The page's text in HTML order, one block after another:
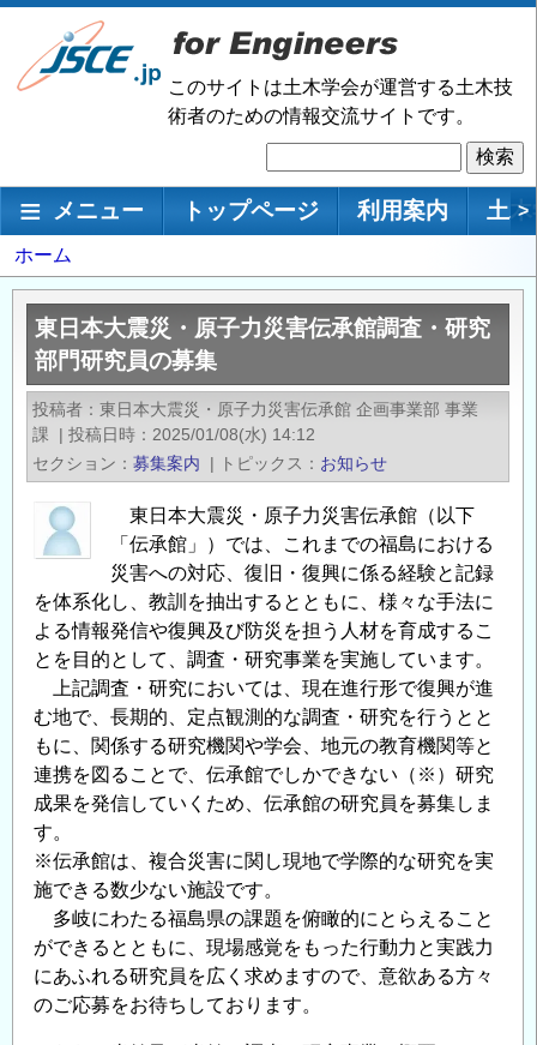
メ
ン
移
このサイトは土木学会が運営する土木技
術者のための情報交流サイトです。
索
メインナビゲーション
メニュー トップページ 利用案内 土 >
パ
ン
く
ず
ホーム
東日本大震災・原子力災害伝承館調査・研究
部門研究員の募集
投稿者
東日本大震災・原子力災害伝承館 企画事業部 事業
課
| 投稿日時
2025/01/08(水) 14:12
セクション
募集案内 | トピックス お知らせ
東日本大震災・原子力災害伝承館（以下
「伝承館」）では、これまでの福島における
災害への対応、復旧・復興に係る経験と記録
を体系化し、教訓を抽出するとともに、様々な手法に
よる情報発信や復興及び防災を担う人材を育成するこ
とを目的として、調査・研究事業を実施しています。
上記調査・研究においては、現在進行形で復興が進
む地で、長期的、定点観測的な調査・研究を行うとと
もに、関係する研究機関や学会、地元の教育機関等と
連携を図ることで、伝承館でしかできない（※）研究
成果を発信していくため、伝承館の研究員を募集しま
す。
※伝承館は、複合災害に関し現地で学際的な研究を実
施できる数少ない施設です。
多岐にわたる福島県の課題を俯瞰的にとらえること
ができるとともに、現場感覚をもった行動力と実践力
にあふれる研究員を広く求めますので、意欲ある方々
のご応募をお待ちしております。